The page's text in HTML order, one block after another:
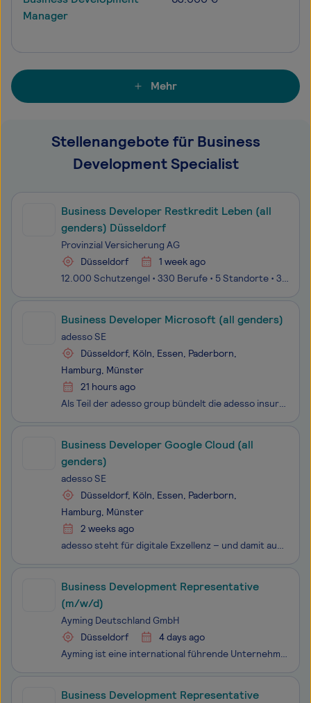
Manager
Mehr
Stellenangebote für Business
Development Specialist
Business Developer Restkredit Leben (all
genders) Düsseldorf
Provinzial Versicherung AG
Düsseldorf
1 week ago
12.000 Schutzengel • 330 Berufe • 5 Standorte • 33 Nationalitäten • 5.000.000 Kund:innenAls Provinzial Konzern sind wir Versicherer und Arbeitgeber der Region mit gesellschaftlicher Verantwortung. Mit 12.000 Mitarbeiter:innen in verschiedenen Berufsgruppen begeistern wir unsere Kund:innen mit Sicher
Business Developer Microsoft (all genders)
adesso SE
Düsseldorf, Köln, Essen, Paderborn,
Hamburg, Münster
21 hours ago
Als Teil der adesso group bündelt die adesso insurance solutions GmbH das eigene Produktportfolio für den Versicherungsmarkt und treibt innovative Software-Lösungen in diesem Umfeld voran. Wir sind ein Team aus über 600 engagierten Kollegen und Kolleginnen. Und du kannst ein Teil davon werden.
Business Developer Google Cloud (all
genders)
adesso SE
Düsseldorf, Köln, Essen, Paderborn,
Hamburg, Münster
2 weeks ago
adesso steht für digitale Exzellenz – und damit auch für vielfältige Entwicklungsmöglichkeiten für alle adessi. Wir wachsen gemeinsam und lernen voneinander: in anspruchsvollen Projekten, interdisziplinären Teams und mit zielgerichteten Trainingsangeboten. Wir haben IT im Herzen und den Erfolg unser
Business Development Representative
(m/w/d)
Ayming Deutschland GmbH
Düsseldorf
4 days ago
Ayming ist eine international führende Unternehmensberatung mit rund 1.400 Mitarbeitenden in 14 Ländern. Wir unterstützen Unternehmen dabei, ihre Performance nachhaltig zu verbessern – insbesondere in den Bereichen Innovation, Forschung & Entwicklung sowie Finanzierung. Zu unseren Kunden zählen
Business Development Representative